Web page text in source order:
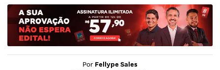
Por Fellype Sales